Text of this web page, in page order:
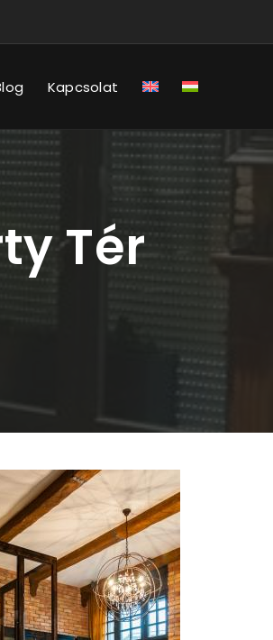
Kapcsolat
Tér